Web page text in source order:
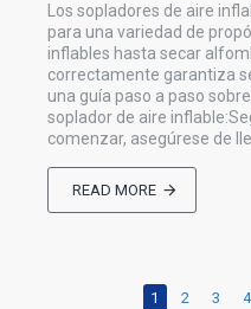
Los sopladores de aire
para una variedad de
inflables hasta secar
correctamente garantiza
una guía paso a paso
soplador de aire
comenzar, asegúrese de
READ MORE
1 2 3 4